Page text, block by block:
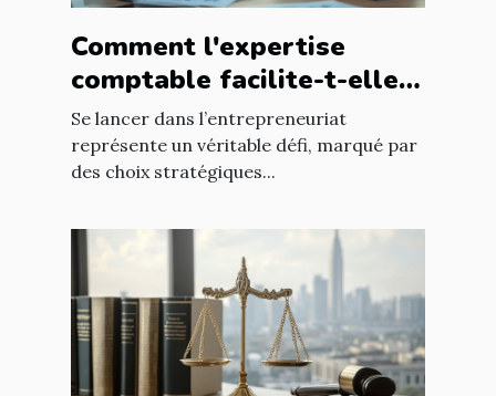
Comment l'expertise
comptable facilite-t-elle
le succès des nouveaux
entrepreneurs ?
Se lancer dans l’entrepreneuriat
représente un véritable défi, marqué par
des choix stratégiques...